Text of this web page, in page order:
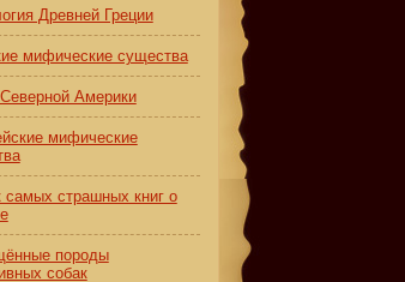
Древней Греции
мифические существа
Америки
мифические
самых страшных книг о
породы
собак